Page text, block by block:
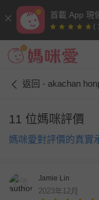
首載 App 現
(
返回 - akachan
11 位媽咪評價
媽咪愛對評價的真實
Jamie Lin
2023年12月